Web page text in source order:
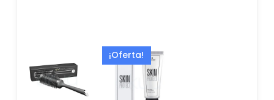
¡Oferta!El
precio
original
era: